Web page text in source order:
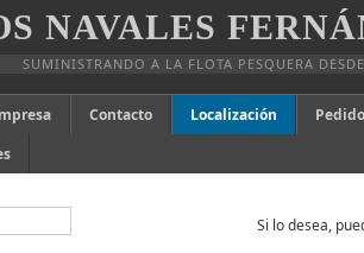
NAVALES
SUMINISTRANDO A LA FLOTA PESQUERA
Contacto Localización
Si lo desea,